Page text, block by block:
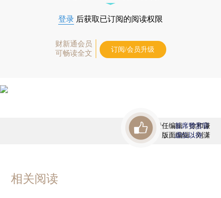
登录 后获取已订阅的阅读权限
财新通会员
可畅读全文
订阅/会员升级
责任编辑：徐和谦
版面编辑：刘潇
首席赞赏官
虚位以待
相关阅读